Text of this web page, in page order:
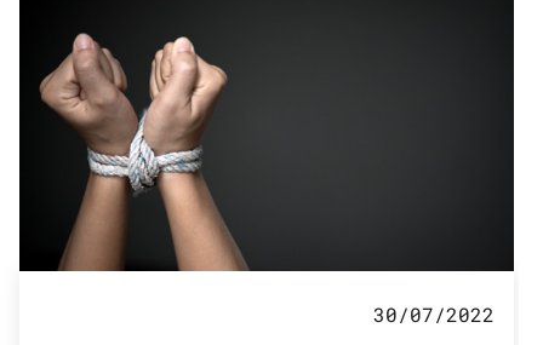
30/07/2022